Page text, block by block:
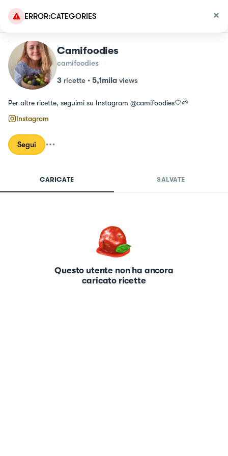
ERROR:CATEGORIES
Camifoodies
camifoodies
3 ricette • 5,1mila views
Per altre ricette, seguimi su Instagram @camifoodies🤍🌱
Instagram
Segui
CARICATE SALVATE
Questo utente non ha ancora
caricato ricette